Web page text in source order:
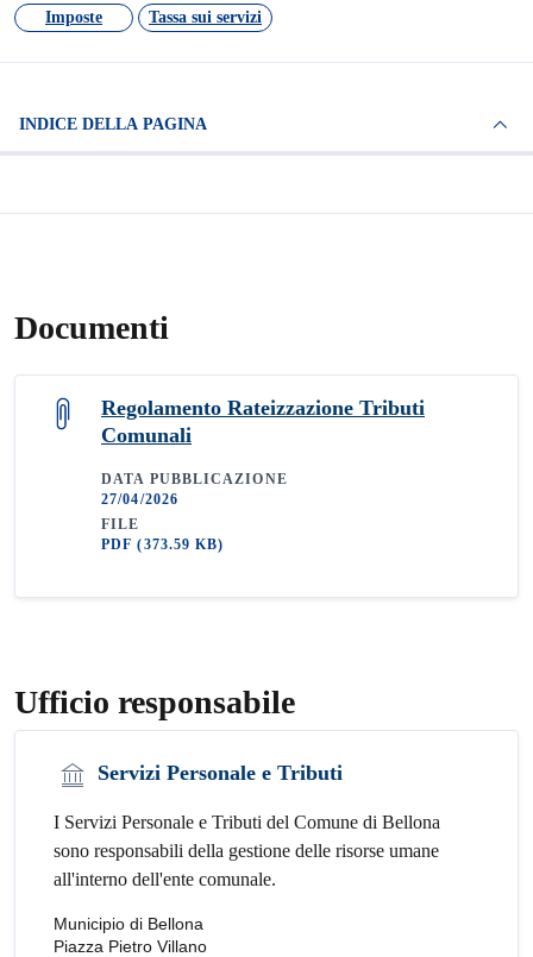
Imposte Tassa sui servizi
INDICE DELLA PAGINA
Documenti
Regolamento Rateizzazione Tributi
Comunali
DATA PUBBLICAZIONE
27/04/2026
FILE
PDF(373.59 KB)
Ufficio responsabile
Servizi Personale e Tributi
I Servizi Personale e Tributi del Comune di Bellona
sono responsabili della gestione delle risorse umane
all'interno dell'ente comunale.
Municipio di Bellona
Piazza Pietro Villano